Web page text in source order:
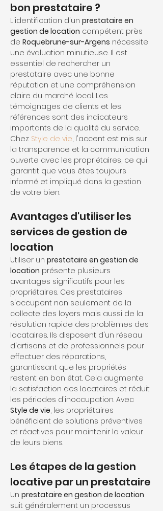
bon prestataire ?
L'identification d'un prestataire en
gestion de location compétent près
de Roquebrune-sur-Argens nécessite
une évaluation minutieuse. Il est
essentiel de rechercher un
prestataire avec une bonne
réputation et une compréhension
claire du marché local. Les
témoignages de clients et les
références sont des indicateurs
importants de la qualité du service.
Chez Style de vie, l'accent est mis sur
la transparence et la communication
ouverte avec les propriétaires, ce qui
garantit que vous êtes toujours
informé et impliqué dans la gestion
de votre bien.
Avantages d'utiliser les
services de gestion de
location
Utiliser un prestataire en gestion de
location présente plusieurs
avantages significatifs pour les
propriétaires. Ces prestataires
s'occupent non seulement de la
collecte des loyers mais aussi de la
résolution rapide des problèmes des
locataires. Ils disposent d'un réseau
d'artisans et de professionnels pour
effectuer des réparations,
garantissant que les propriétés
restent en bon état. Cela augmente
la satisfaction des locataires et réduit
les périodes d'inoccupation. Avec
Style de vie, les propriétaires
bénéficient de solutions préventives
et réactives pour maintenir la valeur
de leurs biens.
Les étapes de la gestion
locative par un prestataire
Un prestataire en gestion de location
suit généralement un processus